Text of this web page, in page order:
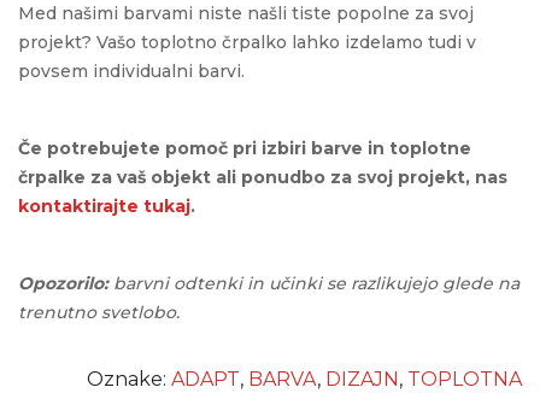
Med našimi barvami niste našli tiste popolne za svoj
projekt? Vašo toplotno črpalko lahko izdelamo tudi v
povsem individualni barvi.
Če potrebujete pomoč pri izbiri barve in toplotne
črpalke za vaš objekt ali ponudbo za svoj projekt, nas
kontaktirajte tukaj.
Opozorilo: barvni odtenkiin učinkise razlikujejoglede na
trenutno svetlobo.
Oznake: ADAPT, BARVA, DIZAJN , TOPLOTNA